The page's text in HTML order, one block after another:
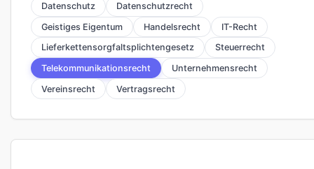
Datenschutz
Datenschutzrecht
Geistiges Eigentum
Handelsrecht
IT-Recht
Lieferkettensorgfaltsplichtengesetz
Steuerrecht
Telekommunikationsrecht
Unternehmensrecht
Vereinsrecht
Vertragsrecht